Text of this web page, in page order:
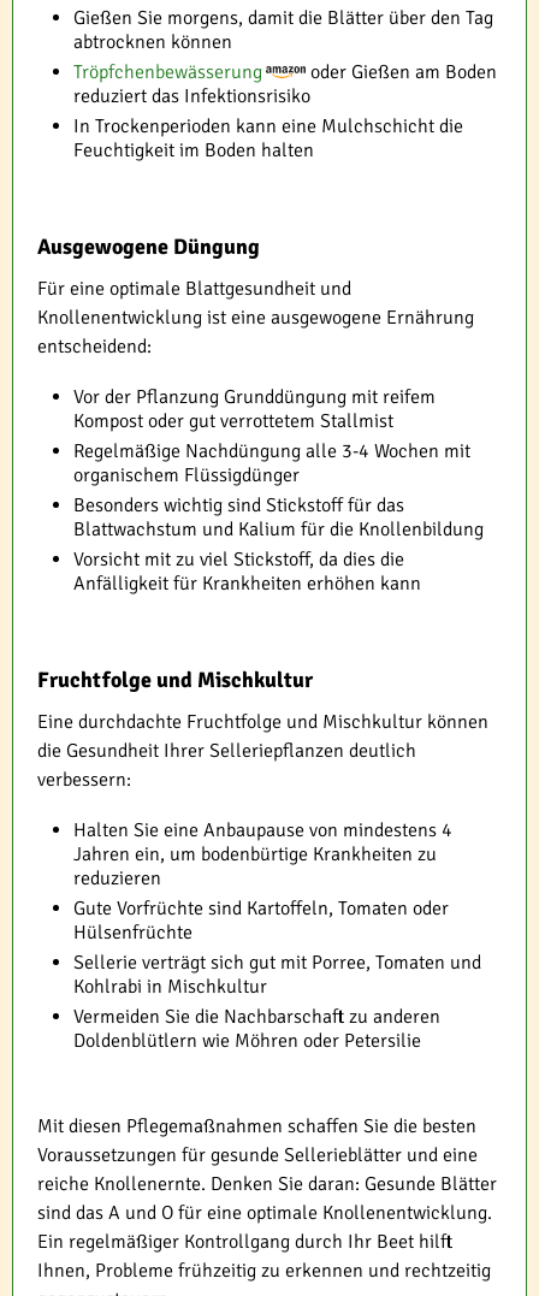
Gießen Sie morgens, damit die Blätter über den Tag
abtrocknen können
Tröpfchenbewässerung
oder Gießen am Boden
reduziert das Infektionsrisiko
In Trockenperioden kann eine Mulchschicht die
Feuchtigkeit im Boden halten
Ausgewogene Düngung
Für eine optimale Blattgesundheit und
Knollenentwicklung ist eine ausgewogene Ernährung
entscheidend:
Vor der Pflanzung Grunddüngung mit reifem
Kompost oder gut verrottetem Stallmist
Regelmäßige Nachdüngung alle 3-4 Wochen mit
organischem Flüssigdünger
Besonders wichtig sind Stickstoff für das
Blattwachstum und Kalium für die Knollenbildung
Vorsicht mit zu viel Stickstoff, da dies die
Anfälligkeit für Krankheiten erhöhen kann
Fruchtfolge und Mischkultur
Eine durchdachte Fruchtfolge und Mischkultur können
die Gesundheit Ihrer Selleriepflanzen deutlich
verbessern:
Halten Sie eine Anbaupause von mindestens 4
Jahren ein, um bodenbürtige Krankheiten zu
reduzieren
Gute Vorfrüchte sind Kartoffeln, Tomaten oder
Hülsenfrüchte
Sellerie verträgt sich gut mit Porree, Tomaten und
Kohlrabi in Mischkultur
Vermeiden Sie die Nachbarschaft zu anderen
Doldenblütlern wie Möhren oder Petersilie
Mit diesen Pflegemaßnahmen schaffen Sie die besten
Voraussetzungen für gesunde Sellerieblätter und eine
reiche Knollenernte. Denken Sie daran: Gesunde Blätter
sind das A und O für eine optimale Knollenentwicklung.
Ein regelmäßiger Kontrollgang durch Ihr Beet hilft
Ihnen, Probleme frühzeitig zu erkennen und rechtzeitig